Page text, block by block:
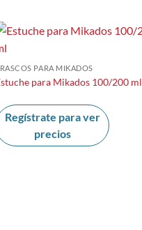
PARA MIKADOS
para Mikados 100/200 ml
Regístrate para ver
precios